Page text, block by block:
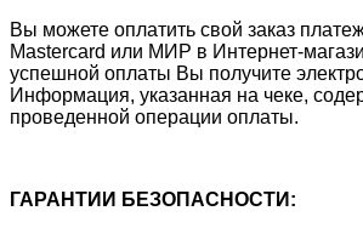
Вы можете оплатить свой заказ
Mastercard или МИР в Интернет-
успешной оплаты Вы получите
Информация, указанная на чеке,
проведенной операции оплаты.
ГАРАНТИИ БЕЗОПАСНОСТИ: